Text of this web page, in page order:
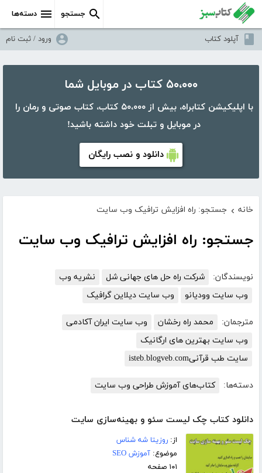
دسته‌ها جستجو
آپلود کتاب ورود / ثبت نام
۵۰،۰۰۰ کتاب در موبایل شما
با اپلیکیشن کتابراه، بیش از ۵۰،۰۰۰ کتاب، کتاب صوتی و رمان را
در موبایل و تبلت خود داشته باشید!
دانلود و نصب رایگان
خانه › جستجو: راه افزایش ترافیک وب سایت
جستجو: راه افزایش ترافیک وب سایت
نویسندگان: شرکت راه حل های جهانی شل
نشریه وب
وب سایت وودیانو
وب سایت دیلاین گرافیک
مترجمان: محمد راه رخشان
وب سایت ایران آکادمی
وب سایت بهترین های ارگانیک
سایت طب قرآنیisteb.blogveb.com
دسته‌ها: کتاب‌های آموزش طراحی وب سایت
دانلود کتاب چک لیست سئو و بهینه‌سازی سایت
از:روزیتا شه شناس
موضوع:آموزش SEO
۱۰۱ صفحه